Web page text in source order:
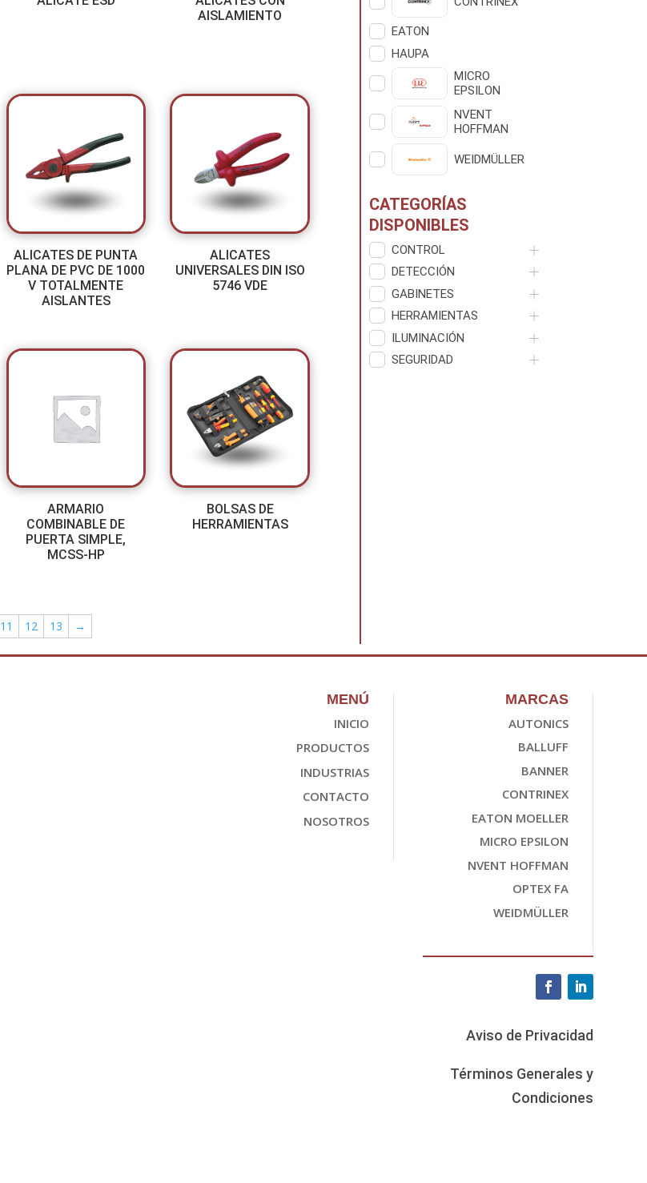
AISLAMIENTO
ALICATES DE PUNTA
PLANA DE PVC DE 1000
V TOTALMENTE
AISLANTES
ALICATES
UNIVERSALES DIN ISO
5746 VDE
ARMARIO
COMBINABLE DE
PUERTA SIMPLE,
MCSS-HP
BOLSAS DE
HERRAMIENTAS
11 12 13 →
EATON
HAUPA
MICRO
EPSILON
NVENT
HOFFMAN
WEIDMÜLLER
CATEGORÍAS
DISPONIBLES
CONTROL
DETECCIÓN
GABINETES
HERRAMIENTAS
ILUMINACIÓN
SEGURIDAD
MENÚ
INICIO
PRODUCTOS
INDUSTRIAS
CONTACTO
NOSOTROS
MARCAS
AUTONICS
BALLUFF
BANNER
CONTRINEX
EATON MOELLER
MICRO EPSILON
NVENT HOFFMAN
OPTEX FA
WEIDMÜLLER
Aviso de Privacidad
Términos Generales y
Condiciones